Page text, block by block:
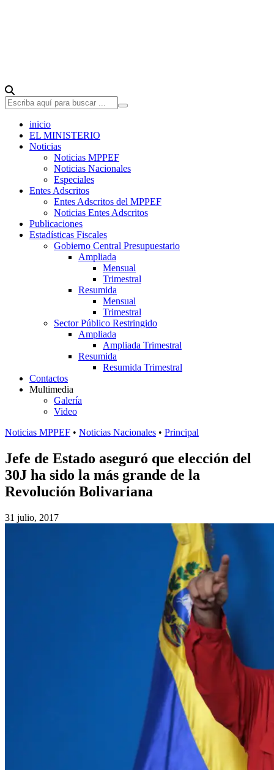
inicio
EL MINISTERIO
Noticias
Noticias MPPEF
Noticias Nacionales
Especiales
Entes Adscritos
Entes Adscritos del MPPEF
Noticias Entes Adscritos
Publicaciones
Estadísticas Fiscales
Gobierno Central Presupuestario
Ampliada
Mensual
Trimestral
Resumida
Mensual
Trimestral
Sector Público Restringido
Ampliada
Ampliada Trimestral
Resumida
Resumida Trimestral
Contactos
Multimedia
Galería
Video
Noticias MPPEF • Noticias Nacionales • Principal
Jefe de Estado aseguró que elección del
30J ha sido la más grande de la
Revolución Bolivariana
31 julio, 2017